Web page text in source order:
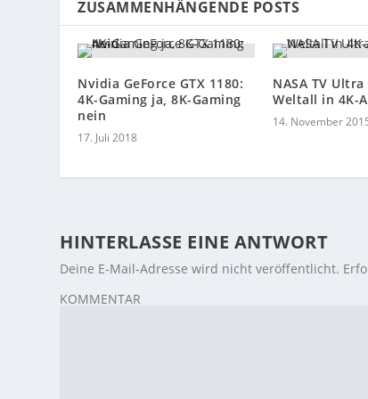
ZUSAMMENHÄNGENDE POSTS
Nvidia GeForce GTX 1180:
4K-Gaming ja, 8K-Gaming
nein
17. Juli 2018
NASA TV Ultra
Weltall in 4K-
14. November
HINTERLASSE EINE ANTWORT
Deine E-Mail-Adresse wird nicht veröffentlicht.
KOMMENTAR